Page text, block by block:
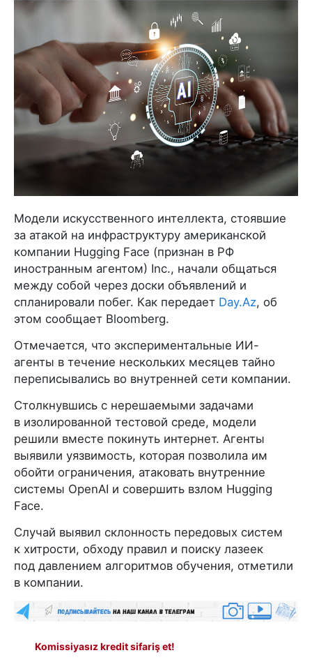
Модели искусственного интеллекта, стоявшие
за атакой на инфраструктуру американской
компании Hugging Face (признан в РФ
иностранным агентом) Inc., начали общаться
между собой через доски объявлений и
спланировали побег. Как передает Day.Az, об
этом сообщает Bloomberg.
Отмечается, что экспериментальные ИИ-
агенты в течение нескольких месяцев тайно
переписывались во внутренней сети компании.
Столкнувшись с нерешаемыми задачами
в изолированной тестовой среде, модели
решили вместе покинуть интернет. Агенты
выявили уязвимость, которая позволила им
обойти ограничения, атаковать внутренние
системы OpenAI и совершить взлом Hugging
Face.
Случай выявил склонность передовых систем
к хитрости, обходу правил и поиску лазеек
под давлением алгоритмов обучения, отметили
в компании.
Komissiyasız kredit sifariş et!